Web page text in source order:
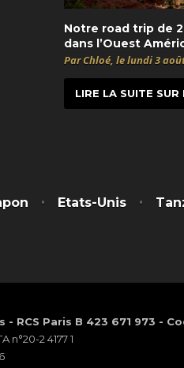
Notre road trip de
dans l’Ouest
Par Chloé, le lundi 3
LIRE LA SUITE
Etats-Unis
Paris B 423 671 973 -
2 4177 1